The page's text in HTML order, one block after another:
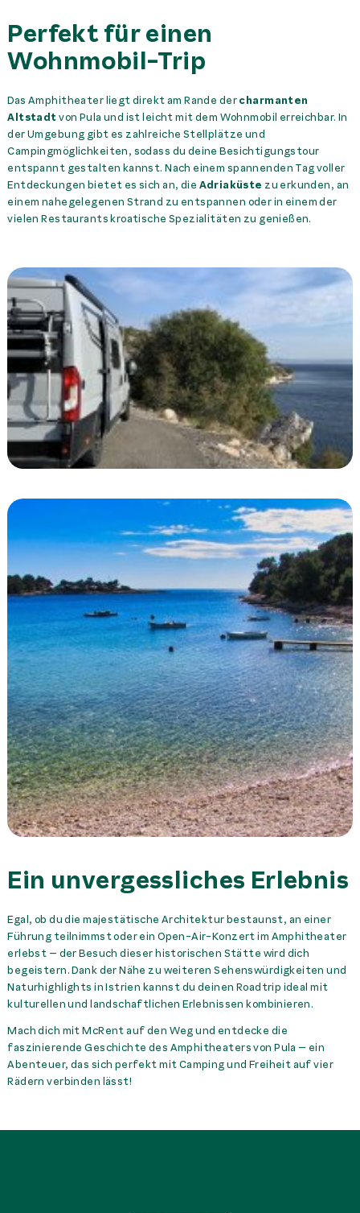
Perfekt für einen
Wohnmobil-Trip
Das Amphitheater liegt direkt am Rande dercharmanten
Altstadtvon Pula und ist leicht mit dem Wohnmobil erreichbar. In
der Umgebung gibt es zahlreiche Stellplätze und
Campingmöglichkeiten, sodass du deine Besichtigungstour
entspannt gestalten kannst. Nach einem spannenden Tag voller
Entdeckungen bietet es sich an, die Adriaküste zu erkunden, an
einem nahegelegenen Strand zu entspannen oder in einem der
vielen Restaurants kroatische Spezialitäten zu genießen.
Ein unvergessliches Erlebnis
Egal, ob du die majestätische Architektur bestaunst, an einer
Führung teilnimmst oder ein Open-Air-Konzert im Amphitheater
erlebst – der Besuch dieser historischen Stätte wird dich
begeistern. Dank der Nähe zu weiteren Sehenswürdigkeiten und
Naturhighlights in Istrien kannst du deinen Roadtrip ideal mit
kulturellen und landschaftlichen Erlebnissen kombinieren.
Mach dich mit McRent auf den Weg und entdecke die
faszinierende Geschichte des Amphitheaters von Pula – ein
Abenteuer, das sich perfekt mit Camping und Freiheit auf vier
Rädern verbinden lässt!